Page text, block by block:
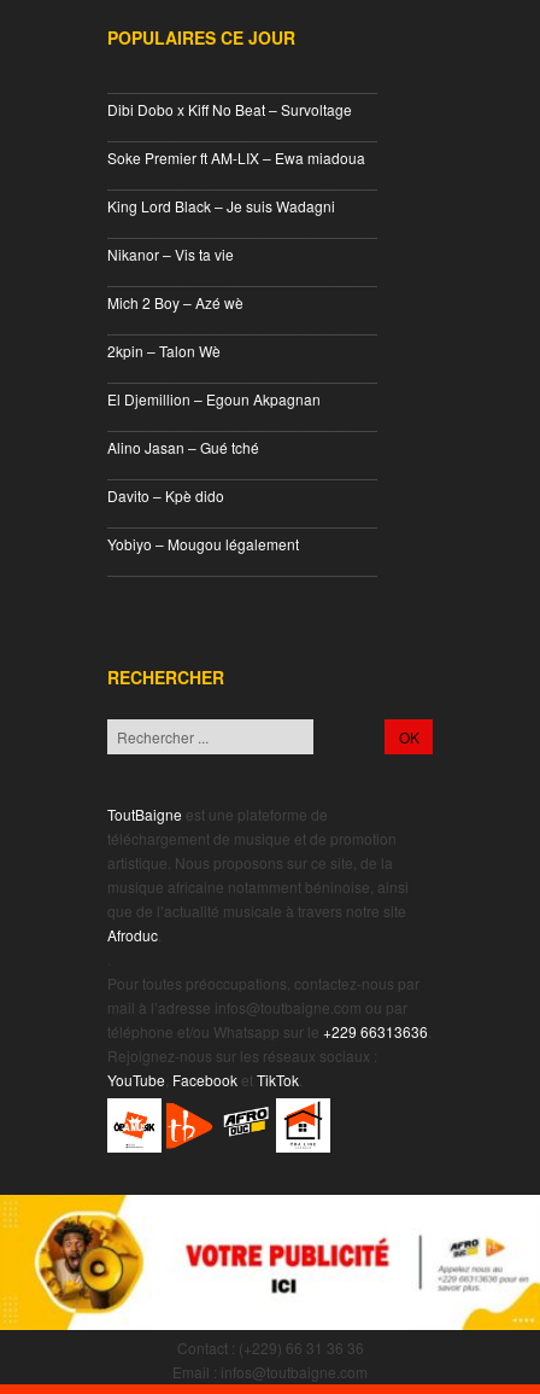
POPULAIRES CE JOUR
Dibi Dobo x Kiff No Beat – Survoltage
Soke Premier ft AM-LIX – Ewa miadoua
King Lord Black – Je suis Wadagni
Nikanor – Vis ta vie
Mich 2 Boy – Azé wè
2kpin – Talon Wè
El Djemillion – Egoun Akpagnan
Alino Jasan – Gué tché
Davito – Kpè dido
Yobiyo – Mougou légalement
RECHERCHER
ToutBaigne est une plateforme de
téléchargement de musique et de promotion
artistique. Nous proposons sur ce site, de la
musique africaine notamment béninoise, ainsi
que de l’actualité musicale à travers notre site
Afroduc
Pour toutes préoccupations, contactez-nous par
mail à l’adresse infos@toutbaigne.com ou par
téléphone et/ou Whatsapp sur le +229 66313636
Rejoignez-nous sur les réseaux sociaux :
YouTube Facebook etTikTok
Contact : (+229) 66 31 36 36
Email : infos@toutbaigne.com